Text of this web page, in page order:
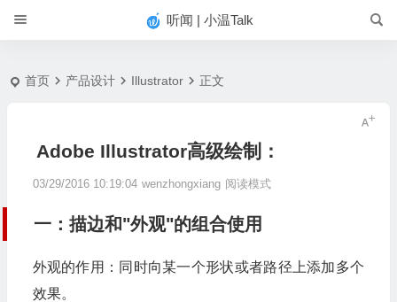
听闻 | 小温Talk
首页 产品设计 Illustrator 正文
Adobe Illustrator高级绘制：
03/29/2016 10:19:04 wenzhongxiang 阅读模式
一：描边和"外观"的组合使用
外观的作用：同时向某一个形状或者路径上添加多个
效果。